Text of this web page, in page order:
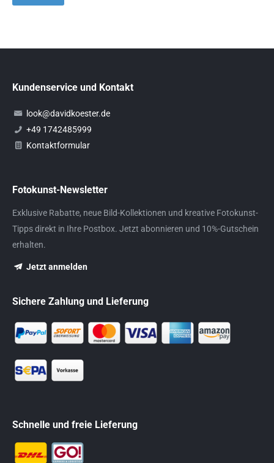
Kundenservice und Kontakt
look@davidkoester.de
+49 1742485999
Kontaktformular
Fotokunst-Newsletter
Exklusive Rabatte, neue Bild-Kollektionen und kreative Fotokunst-
Tipps direkt in Ihre Postbox. Jetzt abonnieren und 10%-Gutschein
erhalten.
Jetzt anmelden
Sichere Zahlung und Lieferung
Schnelle und freie Lieferung